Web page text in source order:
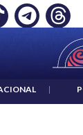
UN CRIMEN":
|